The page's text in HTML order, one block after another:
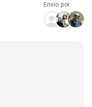
Envio por